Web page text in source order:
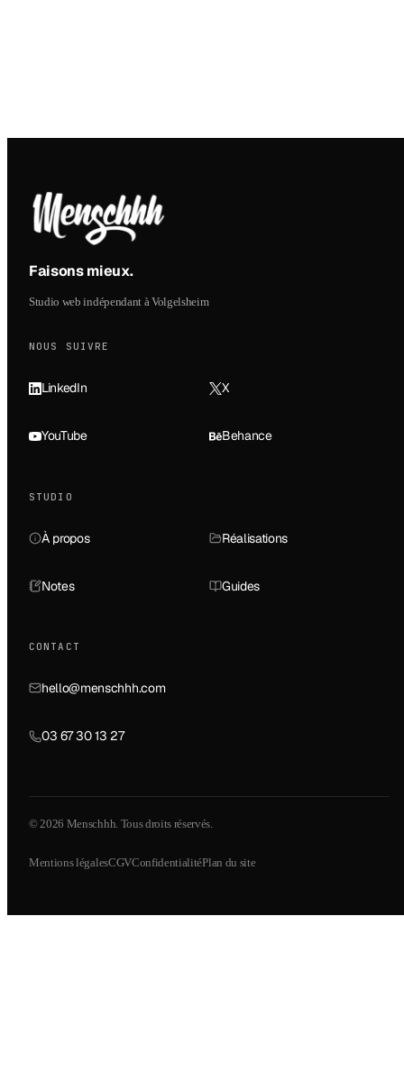
Faisons mieux.
Studio web indépendant à Volgelsheim
NOUS SUIVRE
LinkedIn X
YouTube Behance
STUDIO
À propos Réalisations
Notes Guides
CONTACT
hello@menschhh.com
03 67 30 13 27
© 2026 Menschhh. Tous droits réservés.
Mentions légalesCGVConfidentialitéPlan du site